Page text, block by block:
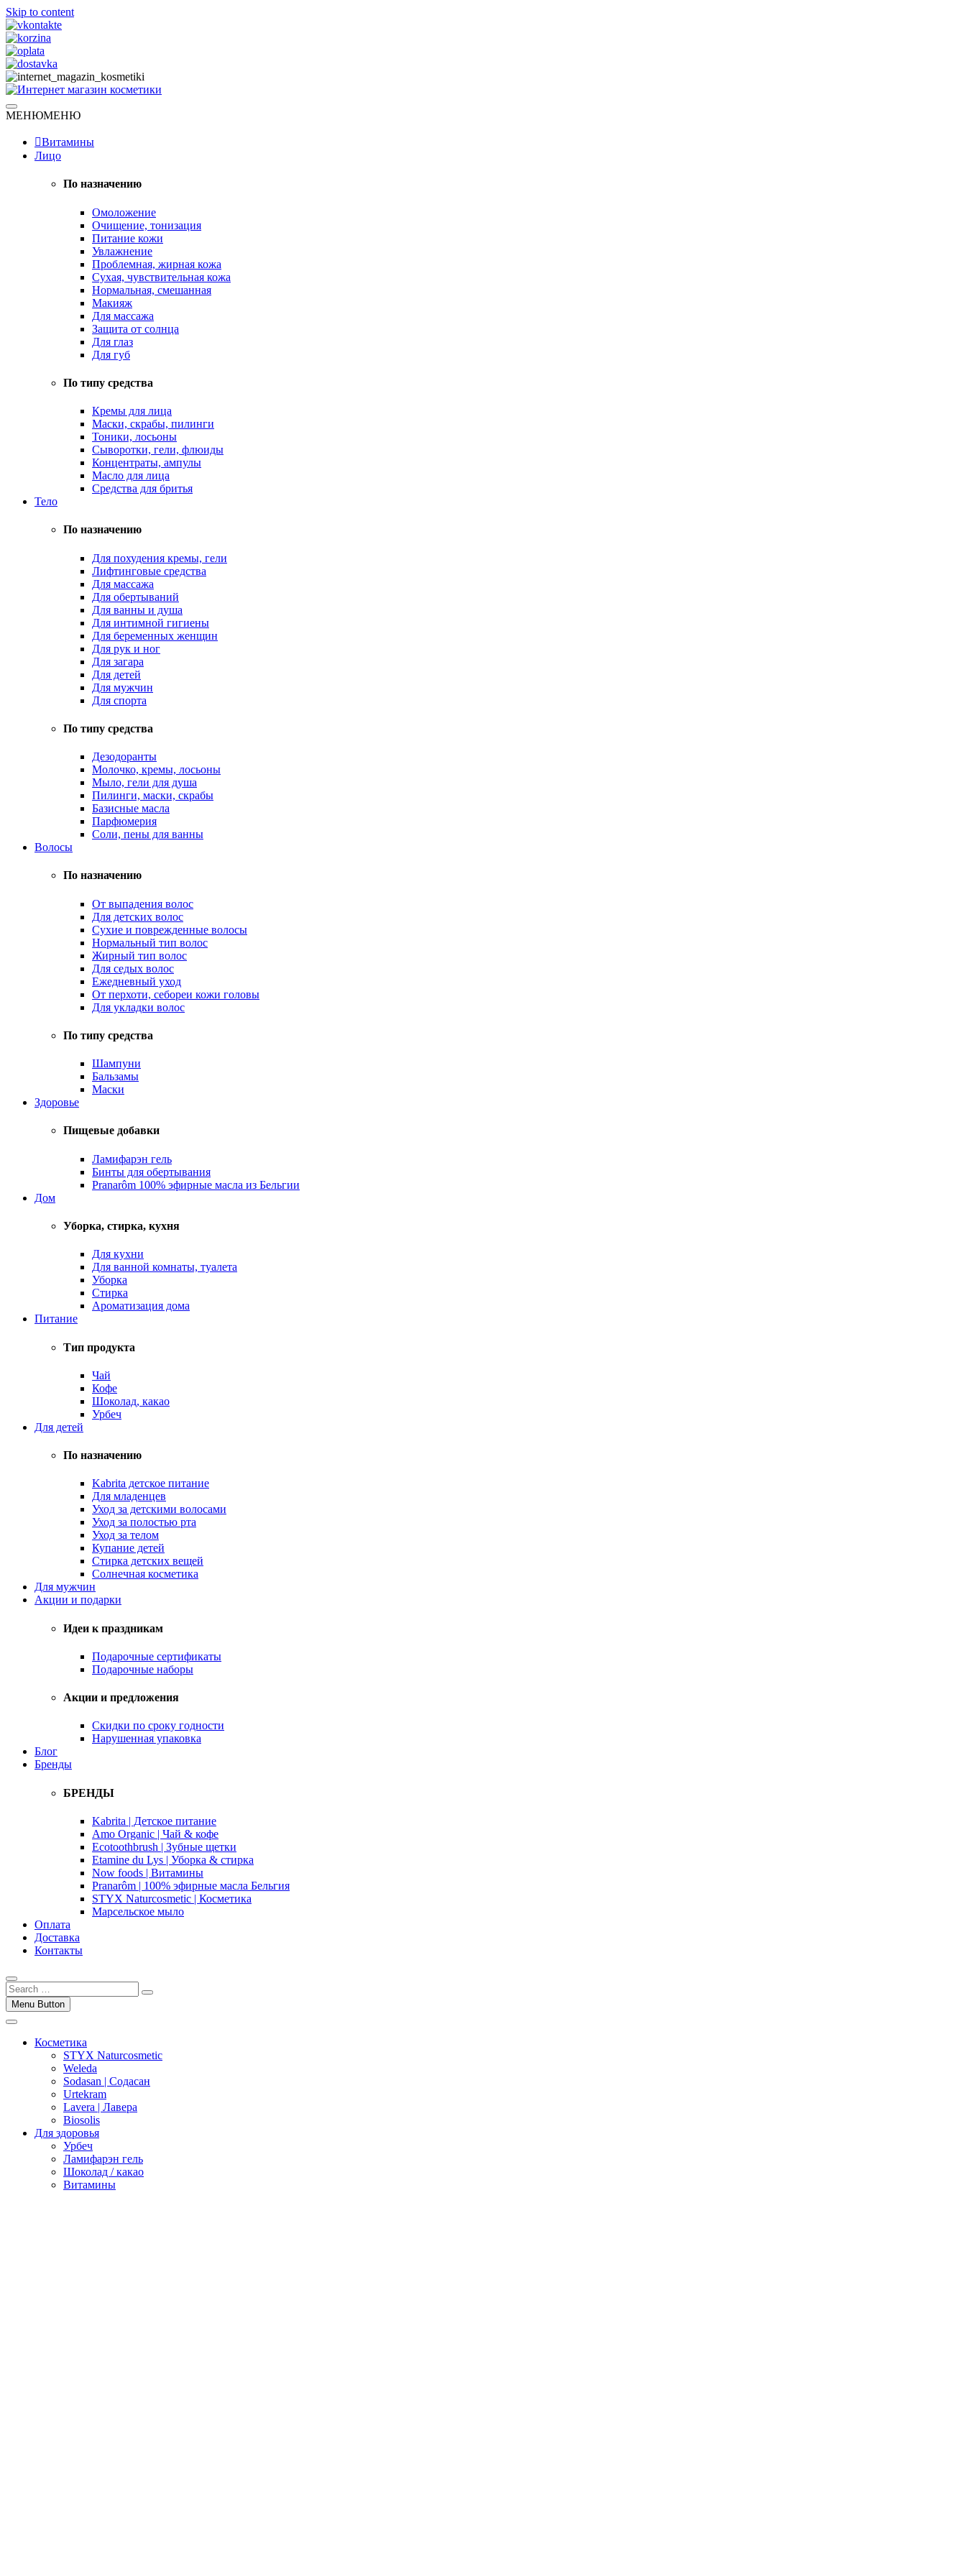
Skip to content
Интернет магазин косметики
Натуральная косметика
МЕНЮМЕНЮ
Витамины
Лицо
По назначению
Омоложение
Очищение, тонизация
Питание кожи
Увлажнение
Проблемная, жирная кожа
Сухая, чувствительная кожа
Нормальная, смешанная
Макияж
Для массажа
Защита от солнца
Для глаз
Для губ
По типу средства
Кремы для лица
Маски, скрабы, пилинги
Тоники, лосьоны
Сыворотки, гели, флюиды
Концентраты, ампулы
Масло для лица
Средства для бритья
Тело
По назначению
Для похудения кремы, гели
Лифтинговые средства
Для массажа
Для обертываний
Для ванны и душа
Для интимной гигиены
Для беременных женщин
Для рук и ног
Для загара
Для детей
Для мужчин
Для спорта
По типу средства
Дезодоранты
Молочко, кремы, лосьоны
Мыло, гели для душа
Пилинги, маски, скрабы
Базисные масла
Парфюмерия
Соли, пены для ванны
Волосы
По назначению
От выпадения волос
Для детских волос
Сухие и поврежденные волосы
Нормальный тип волос
Жирный тип волос
Для седых волос
Ежедневный уход
От перхоти, себореи кожи головы
Для укладки волос
По типу средства
Шампуни
Бальзамы
Маски
Здоровье
Пищевые добавки
Ламифарэн гель
Бинты для обертывания
Pranarôm 100% эфирные масла из Бельгии
Дом
Уборка, стирка, кухня
Для кухни
Для ванной комнаты, туалета
Уборка
Стирка
Ароматизация дома
Питание
Тип продукта
Чай
Кофе
Шоколад, какао
Урбеч
Для детей
По назначению
Kabrita детское питание
Для младенцев
Уход за детскими волосами
Уход за полостью рта
Уход за телом
Купание детей
Стирка детских вещей
Солнечная косметика
Для мужчин
Акции и подарки
Идеи к праздникам
Подарочные сертификаты
Подарочные наборы
Акции и предложения
Скидки по сроку годности
Нарушенная упаковка
Блог
Бренды
БРЕНДЫ
Kabrita | Детское питание
Amo Organic | Чай & кофе
Ecotoothbrush | Зубные щетки
Etamine du Lys | Уборка & стирка
Now foods | Витамины
Pranarôm | 100% эфирные масла Бельгия
STYX Naturcosmetic | Косметика
Марсельское мыло
Оплата
Доставка
Контакты
Menu Button
Косметика
STYX Naturcosmetic
Weleda
Sodasan | Содасан
Urtekram
Lavera | Лавера
Biosolis
Для здоровья
Урбеч
Ламифарэн гель
Шоколад / какао
Витамины